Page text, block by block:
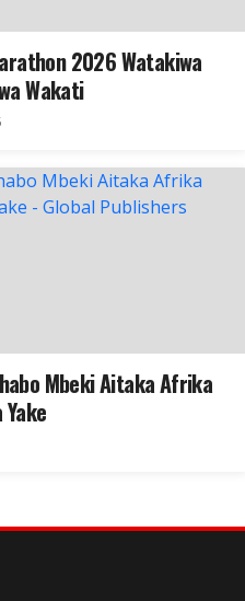
2026 Watakiwa
Wakati
Mbeki Aitaka Afrika